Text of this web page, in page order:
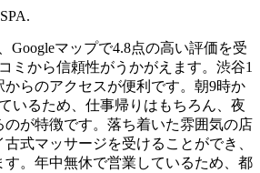
Googleマップで4.8点の高い評価を受
ミから信頼性がうかがえます。渋谷1
らのアクセスが便利です。朝9時か
いるため、仕事帰りはもちろん、夜
が特徴です。落ち着いた雰囲気の店
式マッサージを受けることができ、
。年中無休で営業しているため、都